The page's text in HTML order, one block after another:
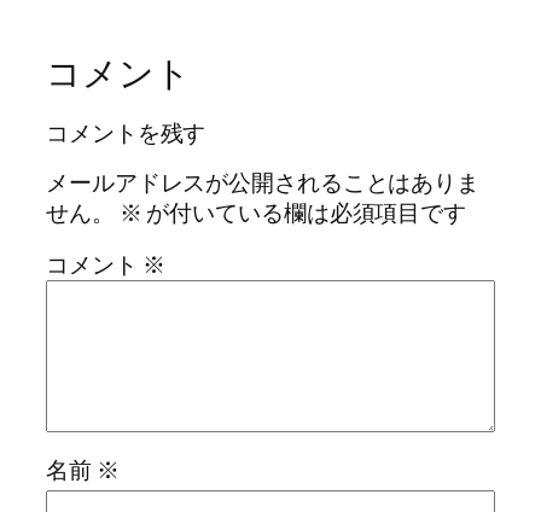
コメント
コメントを残す
メールアドレスが公開されることはありま
せん。
※ が付いている欄は必須項目です
コメント ※
名前 ※